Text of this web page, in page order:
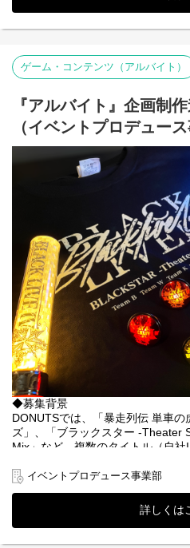
◆業務内容
DONUTSが取り扱うオリジナルタ
・IPの拡充戦略の立案（ライブ、
・上記計画に基づいた各施策の実
・予算管理
・チームマネジメント
◆仕事のやりがい
・自分たちの版権、IPを広める活
・担当したイベントが盛り上がり
・著名なアーティスト、声優の方
・裁量権が大きい状態で仕事がで
◆選考フロー
①書類選考 ※履歴書（顔写真付
年収必須
↓
②面接（リーダークラス）
↓
③最終面接（役員・部長クラス）
↓
④内定・オファー面談
※選考状況によっては面接が増える
ゲーム・コンテンツ（アルバイト）
『アルバイト』企画制
（イベントプロデュース
◆募集背景
DONUTSでは、「暴走列伝 単車の
ズ」、「ブラックスター -Theater
Mix」など、複数のタイトル（自社
ライブやグッズ、音楽商品を制作
今後ますます、タイトルや開発す
さらなる体制強化のため、採用を
イベントプロデュース事業部
詳しくは